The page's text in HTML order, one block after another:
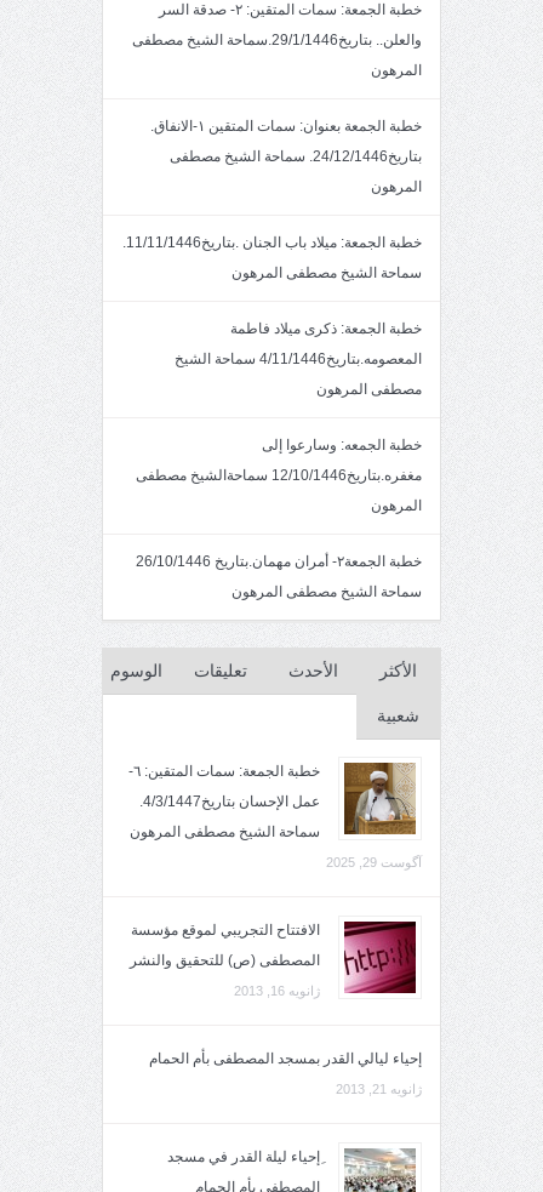
خطبة الجمعة: سمات المتقين: ٢- صدقة السر
والعلن.. بتاريخ29/1/1446.سماحة الشيخ مصطفى
المرهون
خطبة الجمعة بعنوان: سمات المتقين ١-الانفاق.
بتاريخ24/12/1446. سماحة الشيخ مصطفى
المرهون
خطبة الجمعة: ميلاد باب الجنان .بتاريخ11/11/1446.
سماحة الشيخ مصطفى المرهون
خطبة الجمعة: ذكرى ميلاد فاطمة
المعصومه.بتاريخ4/11/1446 سماحة الشيخ
مصطفى المرهون
خطبة الجمعه: وسارعوا إلى
مغفره.بتاريخ12/10/1446 سماحةالشيخ مصطفى
المرهون
خطبة الجمعة٢- أمران مهمان.بتاريخ 26/10/1446
سماحة الشيخ مصطفى المرهون
الأكثر
شعبية
الأحدث تعليقات الوسوم
خطبة الجمعة: سمات المتقين: ٦-
عمل الإحسان بتاريخ4/3/1447.
سماحة الشيخ مصطفى المرهون
آگوست 29, 2025
الافتتاح التجريبي لموقع مؤسسة
المصطفى (ص) للتحقيق والنشر
ژانویه 16, 2013
إحياء ليالي القدر بمسجد المصطفى بأم الحمام
ژانویه 21, 2013
ِإحياء ليلة القدر في مسجد
المصطفى بأم الحمام